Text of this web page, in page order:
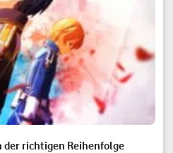
richtigen Reihenfolge